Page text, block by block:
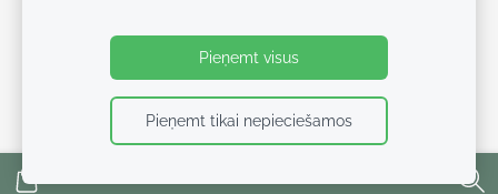
Visas tiesības ieturētas WUF KIDS
Pieņemt visus
Pieņemt tikai nepieciešamos